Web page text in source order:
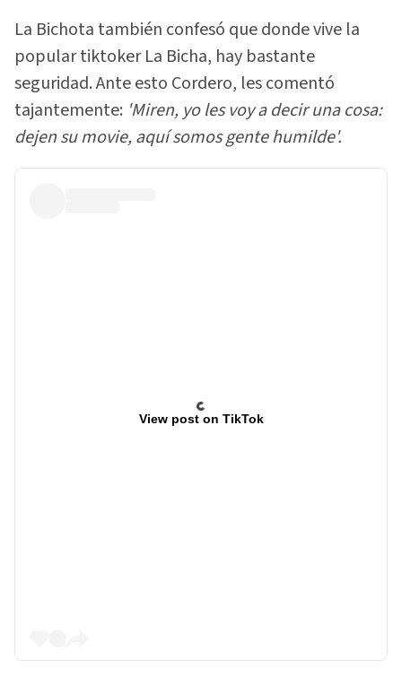
La Bichota también confesó que donde vive la
popular tiktoker La Bicha, hay bastante
seguridad. Ante esto Cordero, les comentó
tajantemente: 'Miren, yo les voy a decir una cosa:
dejen su movie, aquí somos gente humilde'.
View post on TikTok